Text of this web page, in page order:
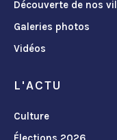
Découverte de nos
Galeries photos
Vidéos
L'ACTU
Culture